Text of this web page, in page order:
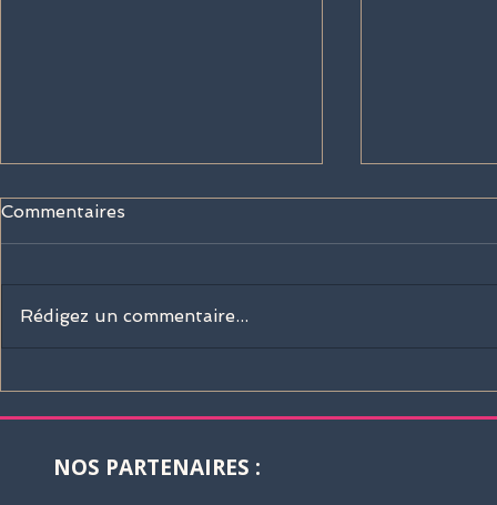
Commentaires
Rédigez un commentaire...
NOS PARTENAIRES :